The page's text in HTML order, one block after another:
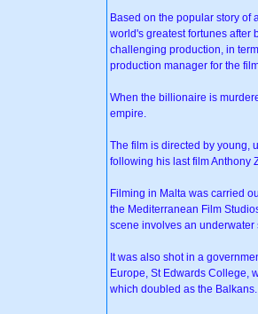
Based on the popular story of
world's greatest fortunes after
challenging production, in
production manager for the
When the billionaire is
empire.
The film is directed by young,
following his last film Anthony
Filming in Malta was carried
the Mediterranean Film
scene involves an
It was also shot in a
Europe, St Edwards College,
which doubled as the Balkans.